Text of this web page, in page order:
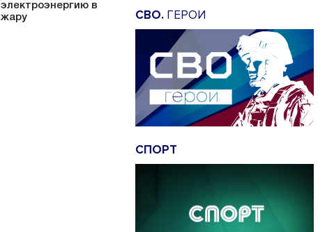
электроэнергию в
жару
СВО. ГЕРОИ
СПОРТ